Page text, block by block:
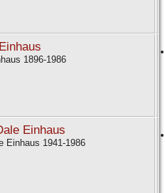
1896-1986
Einhaus
Einhaus 1941-1986